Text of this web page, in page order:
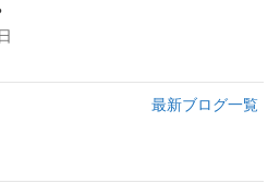
最新ブログ一覧